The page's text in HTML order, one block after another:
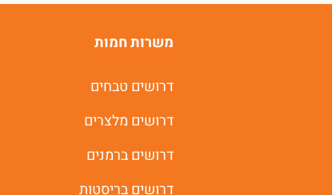
משרות חמות
דרושים טבחים
דרושים מלצרים
דרושים ברמנים
דרושים בריסטות